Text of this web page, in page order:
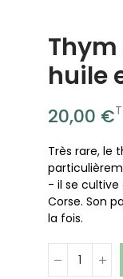
huile
20,00 €
Très rare, le
- il se cultive
Corse. Son
la fois.